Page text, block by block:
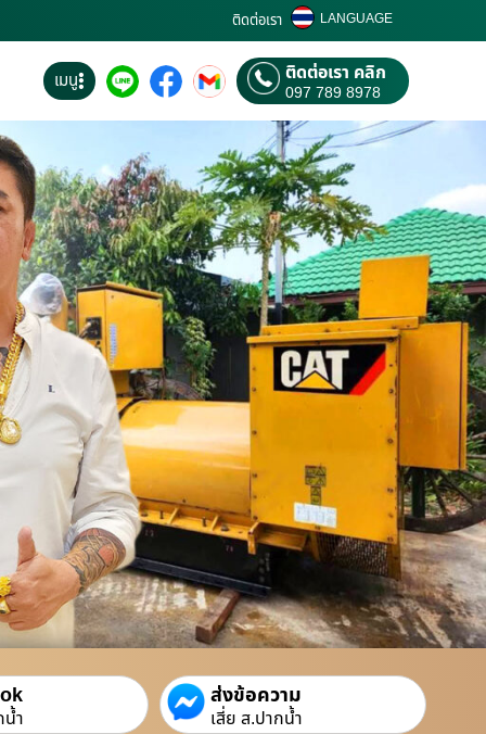
ติดต่อเรา LANGUAGE
เมนู ติดต่อเรา คลิก
097 789 8978
น้ำ
ส่งข้อความ
เสี่ย ส.ปากน้ำ